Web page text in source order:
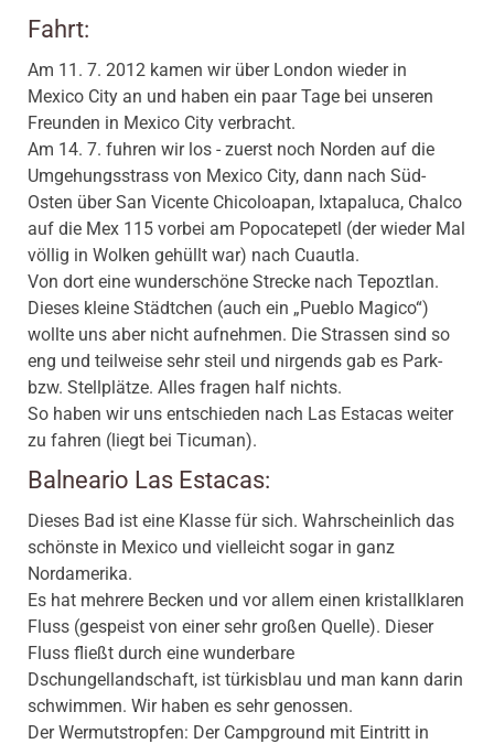
Fahrt:
Am 11. 7. 2012 kamen wir über London wieder in
Mexico City an und haben ein paar Tage bei unseren
Freunden in Mexico City verbracht.
Am 14. 7. fuhren wir los - zuerst noch Norden auf die
Umgehungsstrass von Mexico City, dann nach Süd-
Osten über San Vicente Chicoloapan, Ixtapaluca, Chalco
auf die Mex 115 vorbei am Popocatepetl (der wieder Mal
völlig in Wolken gehüllt war) nach Cuautla.
Von dort eine wunderschöne Strecke nach Tepoztlan.
Dieses kleine Städtchen (auch ein „Pueblo Magico“)
wollte uns aber nicht aufnehmen. Die Strassen sind so
eng und teilweise sehr steil und nirgends gab es Park-
bzw. Stellplätze. Alles fragen half nichts.
So haben wir uns entschieden nach Las Estacas weiter
zu fahren (liegt bei Ticuman).
Balneario Las Estacas:
Dieses Bad ist eine Klasse für sich. Wahrscheinlich das
schönste in Mexico und vielleicht sogar in ganz
Nordamerika.
Es hat mehrere Becken und vor allem einen kristallklaren
Fluss (gespeist von einer sehr großen Quelle). Dieser
Fluss fließt durch eine wunderbare
Dschungellandschaft, ist türkisblau und man kann darin
schwimmen. Wir haben es sehr genossen.
Der Wermutstropfen: Der Campground mit Eintritt in